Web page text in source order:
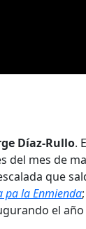
Díaz-Rullo.
del mes de
que
pa la Enmienda
el